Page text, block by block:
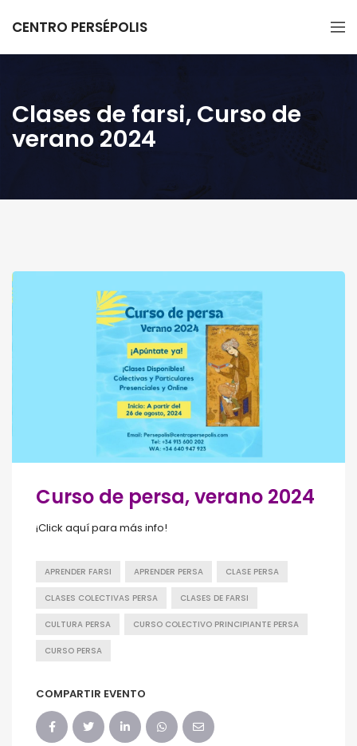
CENTRO PERSÉPOLIS
Clases de farsi, Curso de
verano 2024
Curso de persa, verano 2024
¡Click aquí para más info!
APRENDER FARSI APRENDER PERSA CLASE PERSA
CLASES COLECTIVAS PERSA CLASES DE FARSI
CULTURA PERSA CURSO COLECTIVO PRINCIPIANTE PERSA
CURSO PERSA
COMPARTIR EVENTO